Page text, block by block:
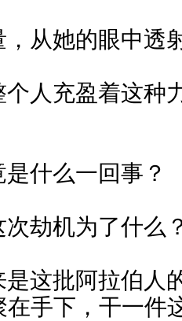
从她的眼中透
人充盈着这种
什么一回事？
劫机为了什么
这批阿拉伯人
在手下，干一件